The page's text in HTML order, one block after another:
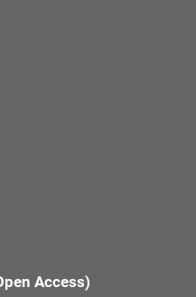
Access)